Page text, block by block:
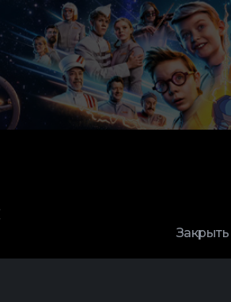
Закрыть